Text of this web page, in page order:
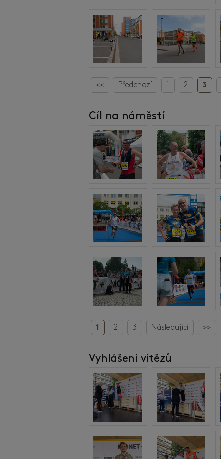
<< Předchozí 1 2 3
Cíl na náměstí
1 2 3 Následující >>
Vyhlášení vítězů